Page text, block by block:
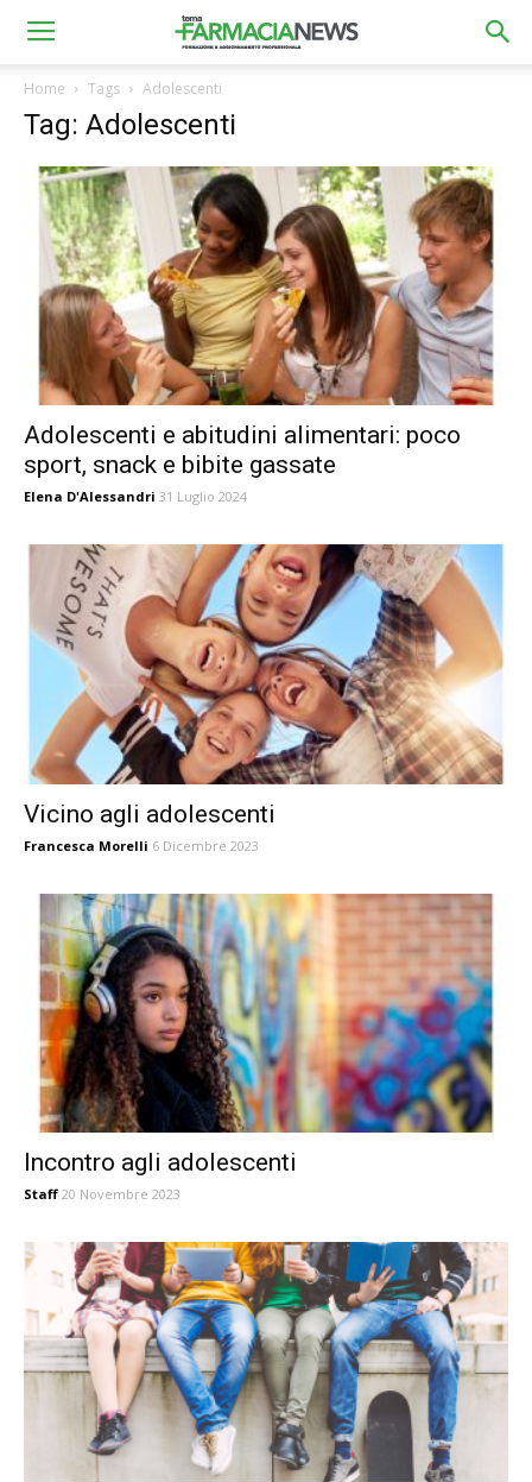
Home Tags Adolescenti
Tag: Adolescenti
Adolescenti e abitudini alimentari: poco
sport, snack e bibite gassate
Elena D'Alessandri 31 Luglio 2024
Vicino agli adolescenti
Francesca Morelli 6 Dicembre 2023
Incontro agli adolescenti
Staff 20 Novembre 2023